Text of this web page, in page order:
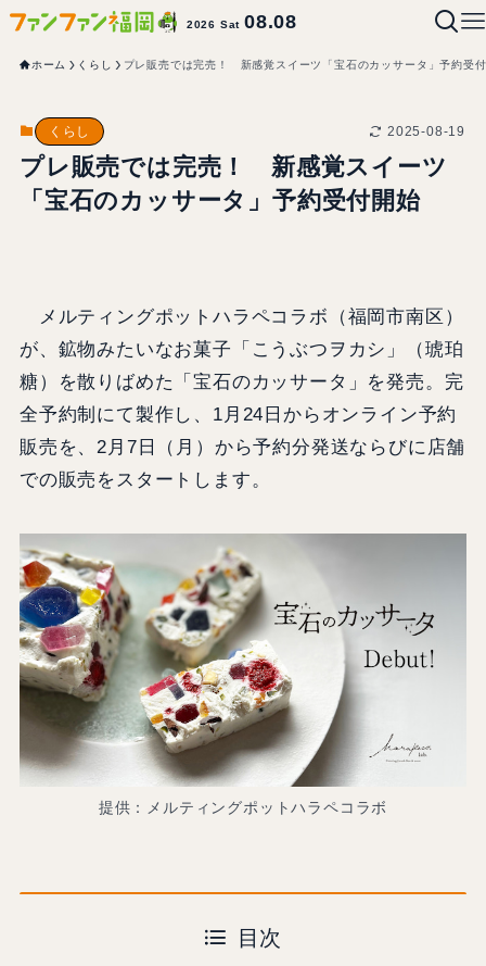
2026 Sat08.08
ホーム くらし プレ販売では完売！ 新感覚スイーツ「宝石のカッサータ」予約受
くらし 2025-08-19
プレ販売では完売！ 新感覚スイーツ
「宝石のカッサータ」予約受付開始
メルティングポットハラペコラボ（福岡市南区）
が、鉱物みたいなお菓子「こうぶつヲカシ」（琥珀
糖）を散りばめた「宝石のカッサータ」を発売。完
全予約制にて製作し、1月24日からオンライン予約
販売を、2月7日（月）から予約分発送ならびに店舗
での販売をスタートします。
提供：メルティングポットハラペコラボ
目次